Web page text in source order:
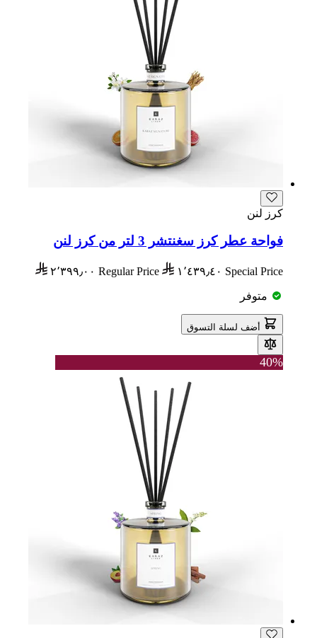
كرز لنن
فواحة عطر كرز سغنتشر 3 لتر من كرز لنن
Special Price ١٬٤٣٩٫٤٠ Regular Price ٢٬٣٩٩٫٠٠
متوفر
أضف لسلة التسوق
40%